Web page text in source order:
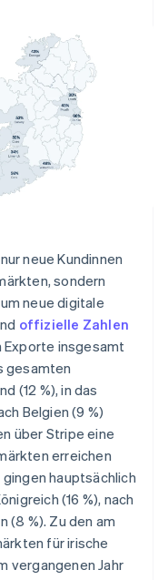
neue Kundinnen
sondern
neue digitale
offizielle Zahlen
Exporte insgesamt
gesamten
(12 %), in das
Belgien (9 %)
über Stripe eine
erreichen
hauptsächlich
(16 %), nach
(8 %). Zu den am
für irische
vergangenen Jahr